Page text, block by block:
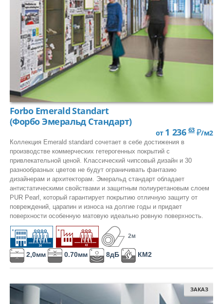
КМ5
КМ5 и лучше
Forbo Emerald Standart
(Форбо Эмеральд Стандарт)
от 1 236 63 ₽/м2
Коллекция Emerald standard сочетает в себе достижения в
производстве коммерческих гетерогенных покрытий с
привлекательной ценой. Классический чипсовый дизайн и 30
разнообразных цветов не будут ограничивать фантазию
дизайнерам и архитекторам. Эмеральд стандарт обладает
антистатическими свойствами и защитным полиуретановым слоем
PUR Pearl, который гарантирует покрытию отличную защиту от
повреждений, царапин и износа на долгие годы и придает
поверхности особенную матовую идеально ровную поверхность.
2м
2,0мм 0.70мм 8дБ КМ2
ЗАКАЗ